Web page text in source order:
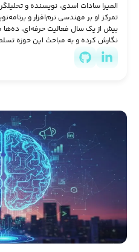
المیرا سادات اسدی، نویسنده و
بیش از یک سال فعالیت حرفه‌ای، ده‌ها
نگارش کرده و به مباحث این حوزه